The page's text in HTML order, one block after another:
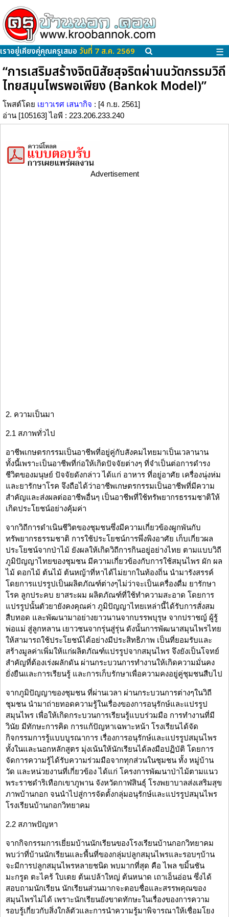
เราอยู่เคียงคู่คุณครูเสมอ วันที่ 7 ส.ค. 2569 ☰
“การเสริมสร้างจิตนิสัยสุจริตผ่านนวัตกรรมวิถี
ไทยสมุนไพรพอเพียง (Bankok Model)”
โพสต์โดย เยาวเรศ เสนากิจ : [4 ก.ย. 2561]
อ่าน [105163] ไอพี : 223.206.233.240
Advertisement
2. ความเป็นมา
2.1 สภาพทั่วไป
อาชีพเกษตรกรรมเป็นอาชีพที่อยู่คู่กับสังคมไทยมาเป็นเวลานาน
ทั้งนี้เพราะเป็นอาชีพที่ก่อให้เกิดปัจจัยต่างๆ ที่จำเป็นต่อการดำรง
ชีวิตของมนุษย์ ปัจจัยดังกล่าว ได้แก่ อาหาร ที่อยู่อาศัย เครื่องนุ่งห่ม
และยารักษาโรค จึงถือได้ว่าอาชีพเกษตรกรรมเป็นอาชีพที่มีความ
สำคัญและส่งผลต่ออาชีพอื่นๆ เป็นอาชีพที่ใช้ทรัพยากรธรรมชาติให้
เกิดประโยชน์อย่างคุ้มค่า
จากวิถีการดำเนินชีวิตของชุมชนซึ่งมีความเกี่ยวข้องผูกพันกับ
ทรัพยากรธรรมชาติ การใช้ประโยชน์การพึ่งพิงอาศัย เก็บเกี่ยวผล
ประโยชน์จากป่าไม้ ยังผลให้เกิดวิถีการกินอยู่อย่างไทย ตามแบบวิถี
ภูมิปัญญาไทยของชุมชน มีความเกี่ยวข้องกับการใช้สมุนไพร ผัก ผล
ไม้ ดอกไม้ ต้นไม้ ต้นหญ้าที่หาได้ไม่ยากในท้องถิ่น นำมารังสรรค์
โดยการแปรรูปเป็นผลิตภัณฑ์ต่างๆไม่ว่าจะเป็นเครื่องดื่ม ยารักษา
โรค ลูกประคบ ยาสระผม ผลิตภัณฑ์ที่ใช้ทำความสะอาด โดยการ
แปรรูปนั้นตัวยายังคงคุณค่า ภูมิปัญญาไทยเหล่านี้ได้รับการสั่งสม
สืบทอด และพัฒนามาอย่างยาวนานจากบรรพบุรุษ จากปราชญ์ ผู้รู้
พ่อแม่ สู่ลูกหลาน เยาวชนจากรุ่นสู่รุ่น ดังนั้นการพัฒนาสมุนไพรไทย
ให้สามารถใช้ประโยชน์ได้อย่างมีประสิทธิภาพ เป็นที่ยอมรับและ
สร้างมูลค่าเพิ่มให้แก่ผลิตภัณฑ์แปรรูปจากสมุนไพร จึงยังเป็นโจทย์
สำคัญที่ต้องเร่งผลักดัน ผ่านกระบวนการทำงานให้เกิดความมั่นคง
ยั่งยืนและการเรียนรู้ และการเก็บรักษาเพื่อความคงอยู่คู่ชุมชนสืบไป
จากภูมิปัญญาของชุมชน ที่ผ่านเวลา ผ่านกระบวนการต่างๆในวิถี
ชุมชน นำมาถ่ายทอดความรู้ในเรื่องของการอนุรักษ์และแปรรูป
สมุนไพร เพื่อให้เกิดกระบวนการเรียนรู้แบบร่วมมือ การทำงานที่มี
วินัย มีทักษะการคิด การแก้ปัญหาเฉพาะหน้า โรงเรียนได้จัด
กิจกรรมการรู้แบบบูรณาการ เรื่องการอนุรักษ์และแปรรูปสมุนไพร
ทั้งในและนอกหลักสูตร มุ่งเน้นให้นักเรียนได้ลงมือปฏิบัติ โดยการ
จัดการความรู้ได้รับความร่วมมือจากทุกส่วนในชุมชน ทั้ง หมู่บ้าน
วัด และหน่วยงานที่เกี่ยวข้อง ได้แก่ โครงการพัฒนาป่าไม้ตามแนว
พระราชดำริเทือกเขาภูพาน จังหวัดกาฬสินธุ์ โรงพยาบาลส่งเสริมสุข
ภาพบ้านกอก จนนำไปสู่การจัดตั้งกลุ่มอนุรักษ์และแปรรูปสมุนไพร
โรงเรียนบ้านกอกวิทยาคม
2.2 สภาพปัญหา
จากกิจกรรมการเยี่ยมบ้านนักเรียนของโรงเรียนบ้านกอกวิทยาคม
พบว่าที่บ้านนักเรียนและพื้นที่ของกลุ่มปลูกสมุนไพรและรอบๆบ้าน
จะมีการปลูกสมุนไพรหลายชนิด พบมากที่สุด คือ ไพล ขมิ้นชัน
มะกรูด ตะไคร้ ใบเตย ต้นเปล้าใหญ่ ต้นหนาด เถาเอ็นอ่อน ซึ่งได้
สอบถามนักเรียน นักเรียนส่วนมากจะตอบชื่อและสรรพคุณของ
สมุนไพรไม่ได้ เพราะนักเรียนยังขาดทักษะในเรื่องของการความ
รอบรู้เกี่ยวกับสิ่งใกล้ตัวและการนำความรู้มาพิจารณาให้เชื่อมโยง